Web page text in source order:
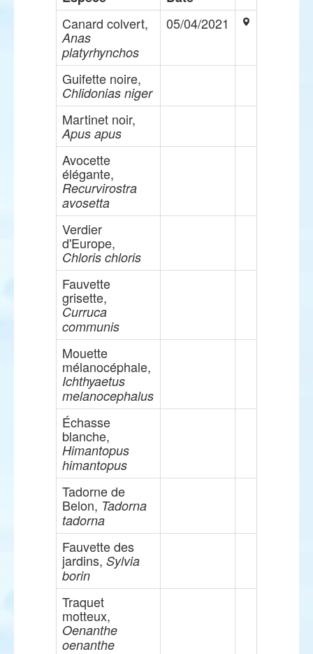
Canard colvert,
Anas
platyrhynchos
05/04/2021
Guifette noire,
Chlidonias niger
Martinet noir,
Apus apus
Avocette
élégante,
Recurvirostra
avosetta
Verdier
d'Europe,
Chloris chloris
Fauvette
grisette,
Curruca
communis
Mouette
mélanocéphale,
Ichthyaetus
melanocephalus
Échasse
blanche,
Himantopus
himantopus
Tadorne de
Belon, Tadorna
tadorna
Fauvette des
jardins, Sylvia
borin
Traquet
motteux,
Oenanthe
oenanthe